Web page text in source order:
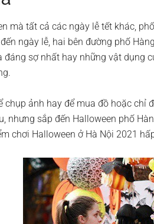
mà tất cả các ngày lễ tết khác,
ngày lễ, hai bên đường phố
đáng sợ nhất hay những vật dụng
chụp ảnh hay để mua đồ hoặc
nhưng sắp đến Halloween phố
chơi Halloween ở Hà Nội 2021